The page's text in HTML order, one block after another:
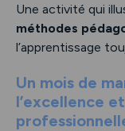
Une activité qui
méthodes
l’apprentissage
Un mois de
l’excellence